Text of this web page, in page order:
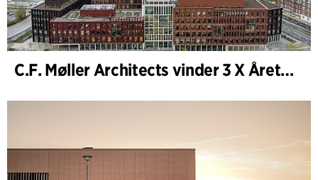
C.F. Møller Architects vinder 3 X Årets Byggeri 2025